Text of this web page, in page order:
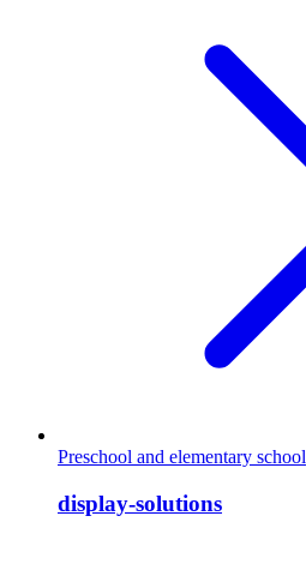
Preschool and elementary school
display-solutions